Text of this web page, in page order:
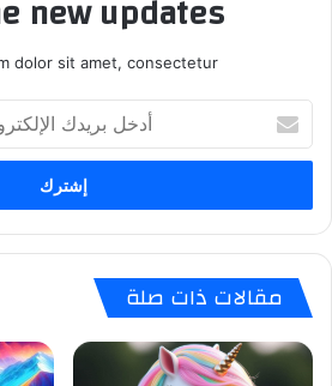
new updates!
dolor sit amet, consectetur.
بريدك
الإلكتروني
مقالات ذات صلة